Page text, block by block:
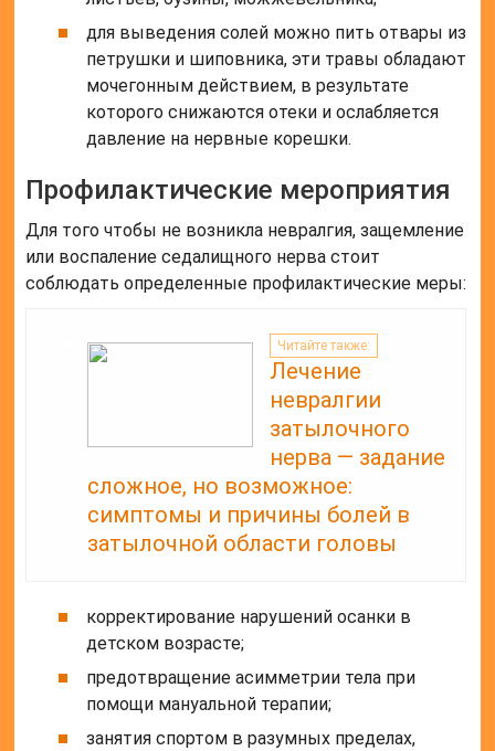
для выведения солей можно пить отвары из
петрушки и шиповника, эти травы обладают
мочегонным действием, в результате
которого снижаются отеки и ослабляется
давление на нервные корешки.
Профилактические мероприятия
Для того чтобы не возникла невралгия, защемление
или воспаление седалищного нерва стоит
соблюдать определенные профилактические меры:
Читайте также:
Лечение
невралгии
затылочного
нерва — задание
сложное, но возможное:
симптомы и причины болей в
затылочной области головы
корректирование нарушений осанки в
детском возрасте;
предотвращение асимметрии тела при
помощи мануальной терапии;
занятия спортом в разумных пределах,